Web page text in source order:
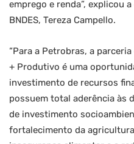
emprego e renda”, explicou
BNDES, Tereza Campello.
“Para a Petrobras, a
+ Produtivo é uma
investimento de recursos
possuem total aderência às
de investimento
fortalecimento da